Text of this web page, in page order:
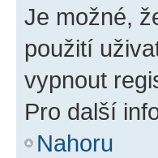
Je možné,
použití
vypnout
Pro další
Nahoru